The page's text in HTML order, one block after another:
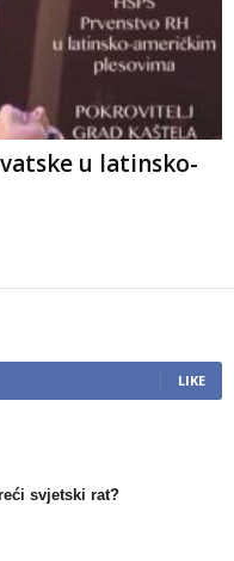
u latinsko-
LIKE
svjetski rat?